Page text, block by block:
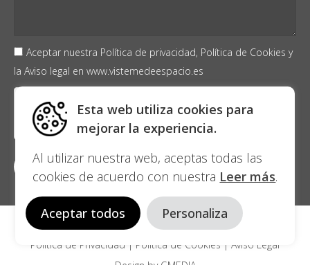
Aceptar nuestra Política de privacidad, Política de Cookies y
la Aviso legal en www.vistemedeespacio.es
© 2021 Visteme de espacio
Politica de Privacidad | Politica de Cookies | Aviso Legal
Esta web utiliza cookies para
mejorar la experiencia.
Al utilizar nuestra web, aceptas todas las
cookies de acuerdo con nuestra Leer más.
Aceptar todos Personaliza